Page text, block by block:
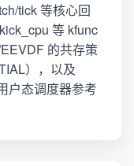
tick 等核心回
等 kfunc
的共存策
），以及
户态调度器参考